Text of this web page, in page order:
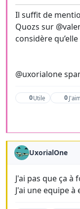
Il suffit de
Quozs sur
considère
@uxorialone
0Utile 0
UxorialOne
J'ai pas que ça à
J'ai une equipe